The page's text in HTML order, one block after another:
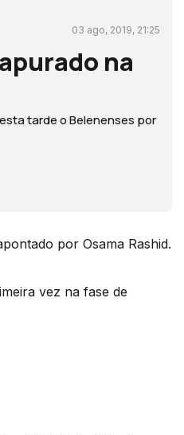
03 ago, 2019, 21:25
na
tarde o Belenenses por
por Osama Rashid.
vez na fase de